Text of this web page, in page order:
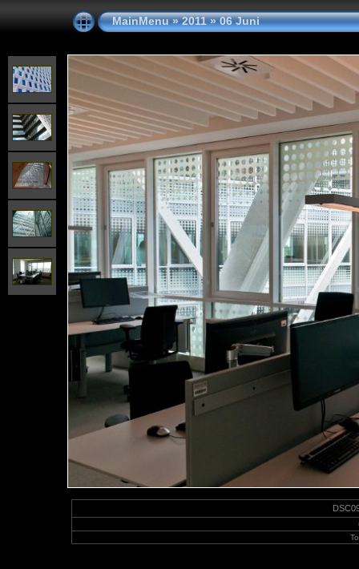
MainMenu»2011»06 Juni